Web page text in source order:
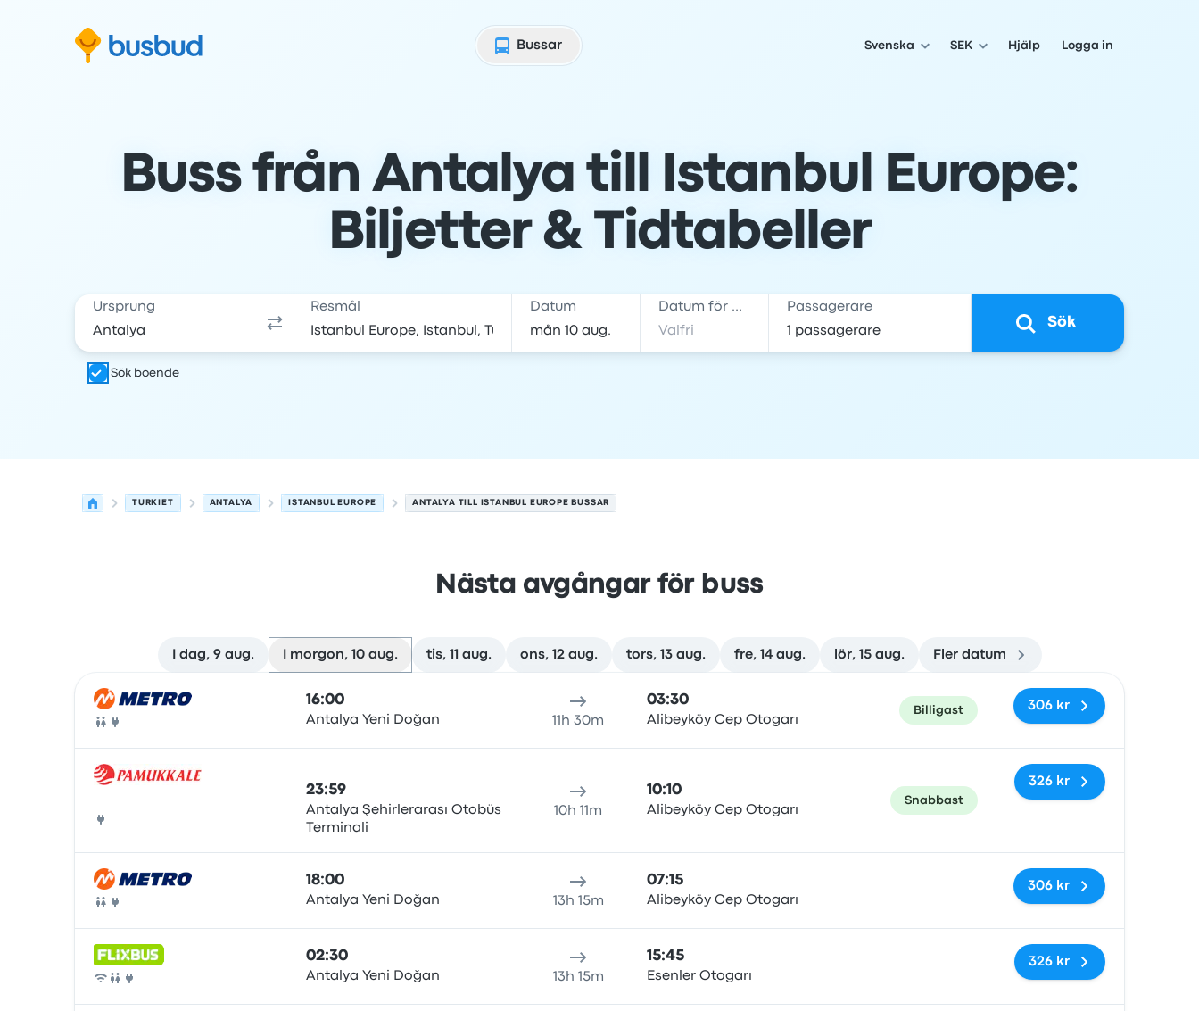
Bussar
Svenska SEK Hjälp Logga in
Buss från Antalya till Istanbul Europe:
Biljetter & Tidtabeller
Ursprung Resmål Datum Datum för hemresa Passagerare
Sök
Sök boende
TURKIET ANTALYA ISTANBUL EUROPE ANTALYA TILL ISTANBUL EUROPE BUSSAR
Nästa avgångar för buss
I dag, 9 aug. I morgon, 10 aug. tis, 11 aug. ons, 12 aug. tors, 13 aug. fre, 14 aug. lör, 15 aug. Fler datum
Buss
16:00
Antalya Yeni Doğan 11h 30m
03:30
Alibeyköy Cep Otogarı
Billigast 306 kr
Buss
23:59
Antalya Şehirlerarası Otobüs
Terminali
10h 11m
10:10
Alibeyköy Cep Otogarı
Snabbast
326 kr
Buss
18:00
Antalya Yeni Doğan 13h 15m
07:15
Alibeyköy Cep Otogarı
Inga taggar
306 kr
Buss
02:30
Antalya Yeni Doğan 13h 15m
15:45
Esenler Otogarı
Inga taggar
326 kr